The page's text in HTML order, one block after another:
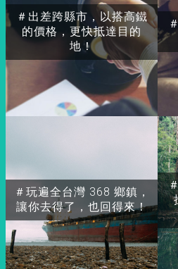
＃出差跨縣市，以搭高鐵
的價格，更快抵達目的
地！
＃玩遍全台灣 368 鄉鎮，
讓你去得了，也回得來！